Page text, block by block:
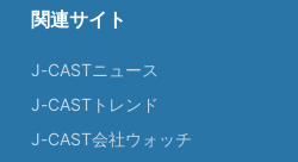
関連サイト
J-CASTニュース
J-CASTトレンド
J-CAST会社ウォッチ